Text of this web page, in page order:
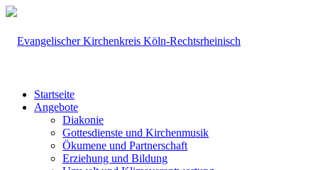
Startseite
Angebote
Diakonie
Gottesdienste und Kirchenmusik
Ökumene und Partnerschaft
Erziehung und Bildung